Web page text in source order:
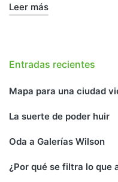
Leer más
Entradas recientes
Mapa para una ciudad
La suerte de poder huir
Oda a Galerías Wilson
¿Por qué se filtra lo que